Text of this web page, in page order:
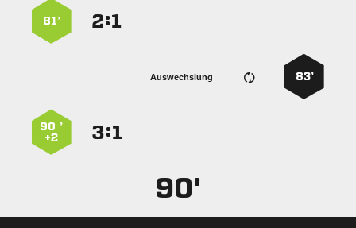
:
81’
83’
Auswechslung
:
90 ’
+2
90'